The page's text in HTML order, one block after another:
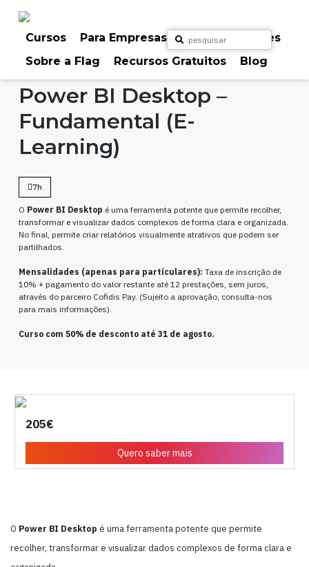
Cursos Para Empresas
Para Particulares
Sobre a Flag
Recursos Gratuitos Blog
Home Cursos Outros
Power BI Desktop –
Fundamental (E-
Learning)
7h
O Power BI Desktop é uma ferramenta potente que permite recolher,
transformar e visualizar dados complexos de forma clara e organizada.
No final, permite criar relatórios visualmente atrativos que podem ser
partilhados.
Mensalidades (apenas para particulares): Taxa de inscrição de
10% + pagamento do valor restante até 12 prestações, sem juros,
através do parceiro Cofidis Pay. (Sujeito a aprovação, consulta-nos
para mais informações).
Curso com 50% de desconto até 31 de agosto.
O Power BI Desktop é uma ferramenta potente que permite
recolher, transformar e visualizar dados complexos de forma clara e
205€
Quero saber mais